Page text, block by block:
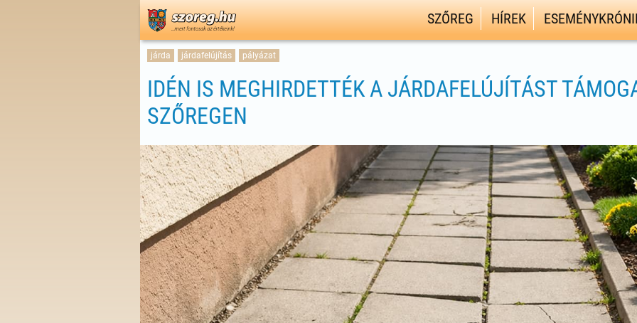
SZŐREG HÍREK
járda járdafelújítás pályázat
IDÉN IS MEGHIRDETTÉK A JÁRDAFELÚJÍTÁST
SZŐREGEN